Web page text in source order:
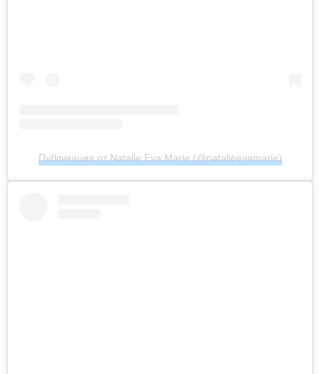
Публикация от Natalie Eva Marie (@natalieevamarie)